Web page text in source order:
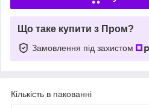
Що таке купити з Пром?
Замовлення під захистом
Кількість в пакованні